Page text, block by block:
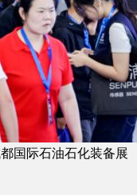
国际石油石化装备展